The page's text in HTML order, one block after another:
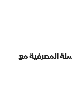
المصرفية مع